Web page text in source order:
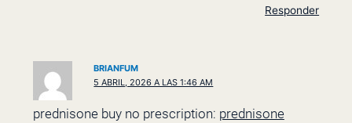
Responder
BRIANFUM
5 ABRIL, 2026 A LAS 1:46 AM
prednisone buy no prescription: prednisone